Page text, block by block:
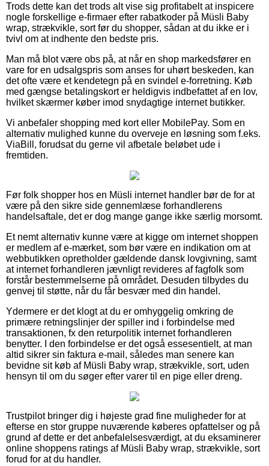
Trods dette kan det trods alt vise sig profitabelt at inspicere
nogle forskellige e-firmaer efter rabatkoder på Müsli Baby
wrap, strækvikle, sort før du shopper, sådan at du ikke er i
tvivl om at indhente den bedste pris.
Man må blot være obs på, at når en shop markedsfører en
vare for en udsalgspris som anses for uhørt beskeden, kan
det ofte være et kendetegn på en svindel e-forretning. Køb
med gængse betalingskort er heldigvis indbefattet af en lov,
hvilket skærmer køber imod snydagtige internet butikker.
Vi anbefaler shopping med kort eller MobilePay. Som en
alternativ mulighed kunne du overveje en løsning som f.eks.
ViaBill, forudsat du gerne vil afbetale beløbet ude i
fremtiden.
Før folk shopper hos en Müsli internet handler bør de for at
være på den sikre side gennemlæse forhandlerens
handelsaftale, det er dog mange gange ikke særlig morsomt.
Et nemt alternativ kunne være at kigge om internet shoppen
er medlem af e-mærket, som bør være en indikation om at
webbutikken opretholder gældende dansk lovgivning, samt
at internet forhandleren jævnligt revideres af fagfolk som
forstår bestemmelserne på området. Desuden tilbydes du
genvej til støtte, når du får besvær med din handel.
Ydermere er det klogt at du er omhyggelig omkring de
primære retningslinjer der spiller ind i forbindelse med
transaktionen, fx den returpolitik internet forhandleren
benytter. I den forbindelse er det også essesentielt, at man
altid sikrer sin faktura e-mail, således man senere kan
bevidne sit køb af Müsli Baby wrap, strækvikle, sort, uden
hensyn til om du søger efter varer til en pige eller dreng.
Trustpilot bringer dig i højeste grad fine muligheder for at
efterse en stor gruppe nuværende køberes opfattelser og på
grund af dette er det anbefalelsesværdigt, at du eksaminerer
online shoppens ratings af Müsli Baby wrap, strækvikle, sort
forud for at du handler.